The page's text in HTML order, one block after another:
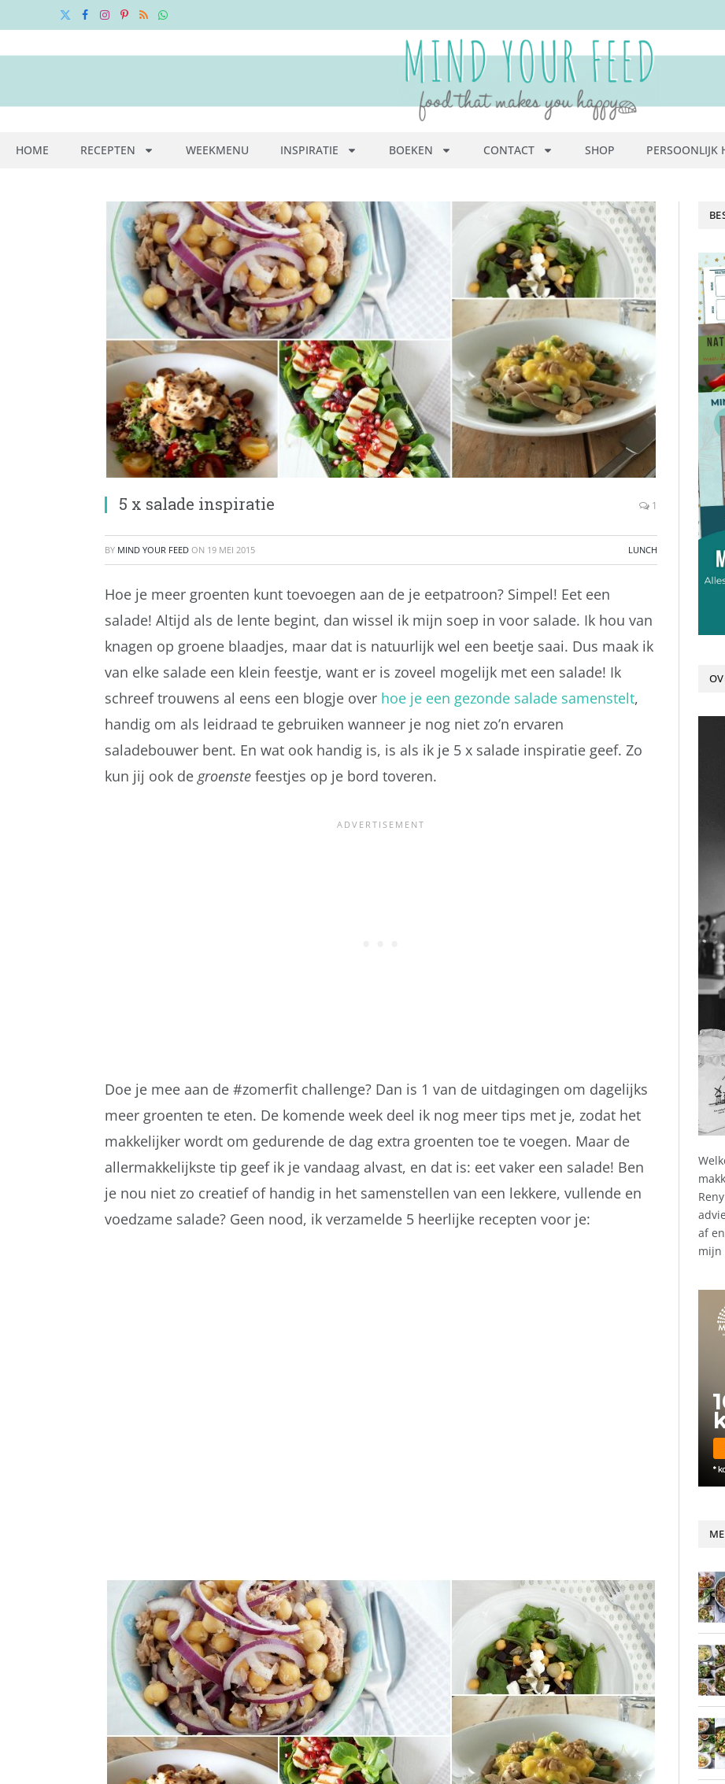
X
FacebookInstagram
Pinterest
RSSWhatsApp
HOME RECEPTEN WEEKMENU INSPIRATIE BOEKEN CONTACT SHOP PERSOONLIJK
5 x salade inspiratie 1
BY MIND YOUR FEED ON 19 MEI 2015 LUNCH
Hoe je meer groenten kunt toevoegen aan de je eetpatroon? Simpel! Eet een
salade! Altijd als de lente begint, dan wissel ik mijn soep in voor salade. Ik hou van
knagen op groene blaadjes, maar dat is natuurlijk wel een beetje saai. Dus maak ik
van elke salade een klein feestje, want er is zoveel mogelijk met een salade! Ik
schreef trouwens al eens een blogje over hoe je een gezonde salade samenstelt,
handig om als leidraad te gebruiken wanneer je nog niet zo’n ervaren
saladebouwer bent. En wat ook handig is, is als ik je 5 x salade inspiratie geef. Zo
kun jij ook de groenste feestjes op je bord toveren.
Doe je mee aan de #zomerfit challenge? Dan is 1 van de uitdagingen om dagelijks
meer groenten te eten. De komende week deel ik nog meer tips met je, zodat het
makkelijker wordt om gedurende de dag extra groenten toe te voegen. Maar de
allermakkelijkste tip geef ik je vandaag alvast, en dat is: eet vaker een salade! Ben
je nou niet zo creatief of handig in het samenstellen van een lekkere, vullende en
voedzame salade? Geen nood, ik verzamelde 5 heerlijke recepten voor je:
af
mijn